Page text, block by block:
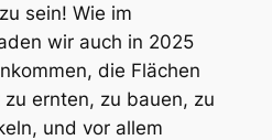
sein! Wie im
wir auch in 2025
die Flächen
ernten, zu bauen, zu
und vor allem